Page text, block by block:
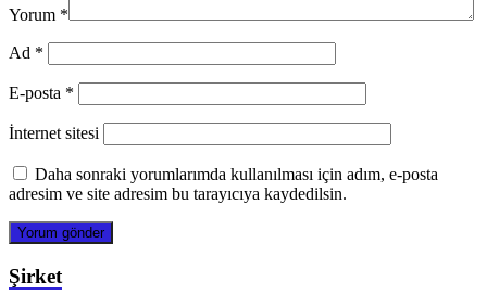
Yorum *
Ad *
E-posta *
İnternet sitesi
Daha sonraki yorumlarımda kullanılması için adım, e-posta
adresim ve site adresim bu tarayıcıya kaydedilsin.
Şirket